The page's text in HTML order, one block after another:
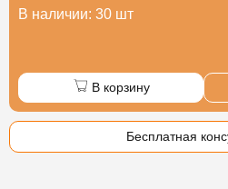
В наличии: 30 шт
В корзину
Бесплатная